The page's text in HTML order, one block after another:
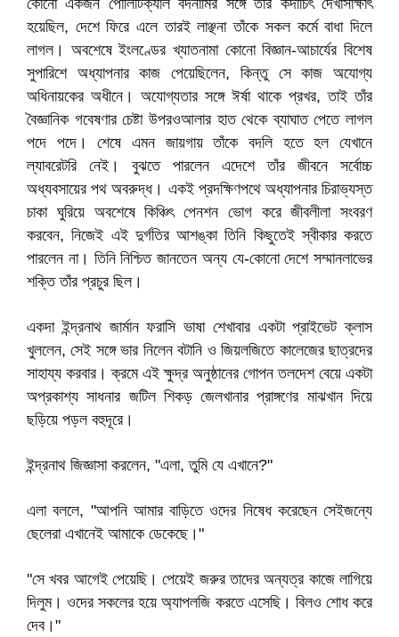
কোনো একজন পোলিটিক্যাল বদনামির সঙ্গে তাঁর কদাচিৎ দেখাসাক্ষাৎ
হয়েছিল, দেশে ফিরে এলে তারই লাঞ্ছনা তাঁকে সকল কর্মে বাধা দিলে
লাগল। অবশেষে ইংলণ্ডের খ্যাতনামা কোনো বিজ্ঞান-আচার্যের বিশেষ
সুপারিশে অধ্যাপনার কাজ পেয়েছিলেন, কিন্তু সে কাজ অযোগ্য
অধিনায়কের অধীনে। অযোগ্যতার সঙ্গে ঈর্ষা থাকে প্রখর, তাই তাঁর
বৈজ্ঞানিক গবেষণার চেষ্টা উপরওআলার হাত থেকে ব্যাঘাত পেতে লাগল
পদে পদে। শেষে এমন জায়গায় তাঁকে বদলি হতে হল যেখানে
ল্যাবরেটরি নেই। বুঝতে পারলেন এদেশে তাঁর জীবনে সর্বোচ্চ
অধ্যবসায়ের পথ অবরুদ্ধ। একই প্রদক্ষিণপথে অধ্যাপনার চিরাভ্যস্ত
চাকা ঘুরিয়ে অবশেষে কিঞ্চিৎ পেনশন ভোগ করে জীবলীলা সংবরণ
করবেন, নিজেই এই দুর্গতির আশঙ্কা তিনি কিছুতেই স্বীকার করতে
পারলেন না। তিনি নিশ্চিত জানতেন অন্য যে-কোনো দেশে সম্মানলাভের
শক্তি তাঁর প্রচুর ছিল।
একদা ইন্দ্রনাথ জার্মান ফরাসি ভাষা শেখাবার একটা প্রাইভেট ক্লাস
খুললেন, সেই সঙ্গে ভার নিলেন বটানি ও জিয়লজিতে কালেজের ছাত্রদের
সাহায্য করবার। ক্রমে এই ক্ষুদ্র অনুষ্ঠানের গোপন তলদেশ বেয়ে একটা
অপ্রকাশ্য সাধনার জটিল শিকড় জেলখানার প্রাঙ্গণের মাঝখান দিয়ে
ছড়িয়ে পড়ল বহুদূরে।
ইন্দ্রনাথ জিজ্ঞাসা করলেন, "এলা, তুমি যে এখানে?"
এলা বললে, "আপনি আমার বাড়িতে ওদের নিষেধ করেছেন সেইজন্যে
ছেলেরা এখানেই আমাকে ডেকেছে।"
"সে খবর আগেই পেয়েছি। পেয়েই জরুর তাদের অন্যত্র কাজে লাগিয়ে
দিলুম। ওদের সকলের হয়ে অ্যাপলজি করতে এসেছি। বিলও শোধ করে
দেব।"